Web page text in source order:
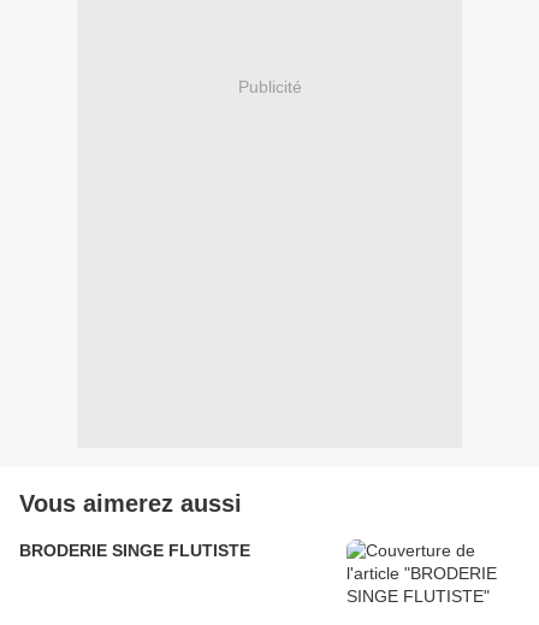
Publicité
Vous aimerez aussi
BRODERIE SINGE FLUTISTE